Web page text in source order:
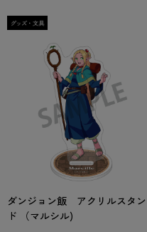
ダンジョン飯 アクリルスタン
ド （マルシル)